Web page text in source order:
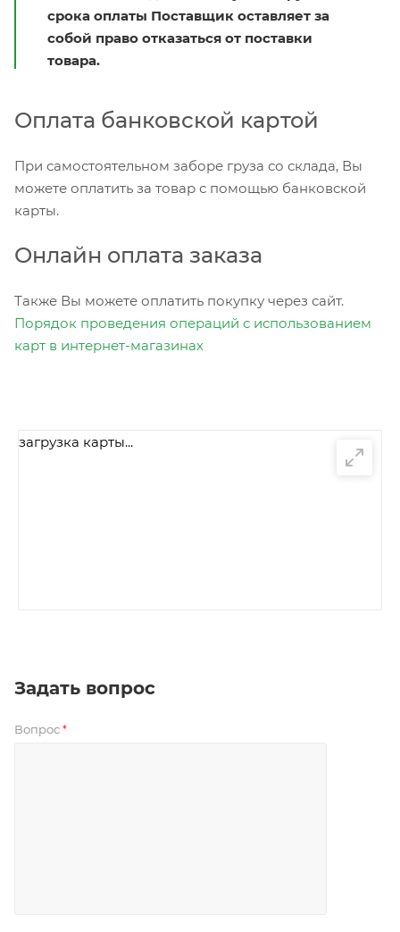
срока оплаты Поставщик оставляет за
собой право отказаться от поставки
товара.
Оплата банковской картой
При самостоятельном заборе груза со склада, Вы
можете оплатить за товар с помощью банковской
карты.
Онлайн оплата заказа
Также Вы можете оплатить покупку через сайт.
Порядок проведения операций с использованием
карт в интернет-магазинах
загрузка карты...
Задать вопрос
Вопрос *